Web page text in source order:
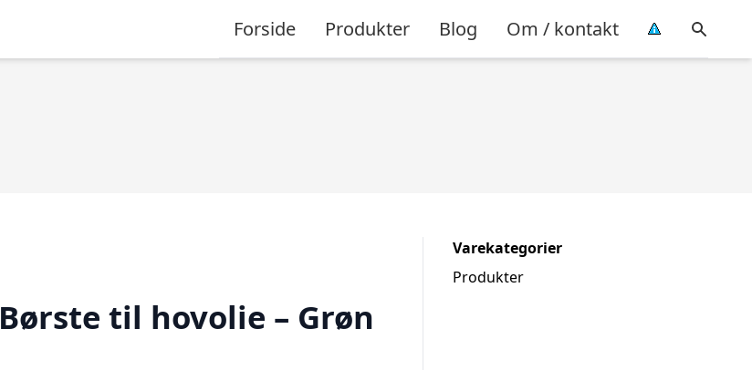
Forside Produkter Blog Om / kontakt
Børste til hovolie – Grøn
Varekategorier
Produkter